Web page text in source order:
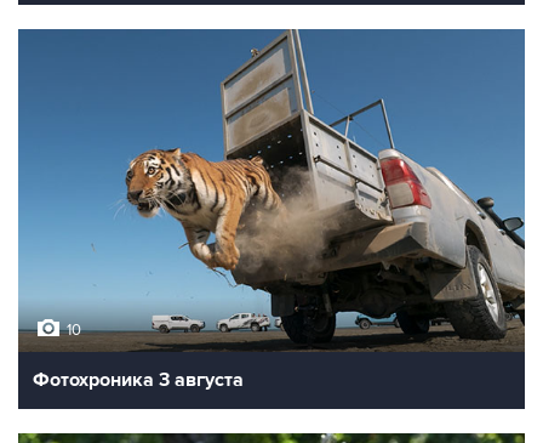
10
Фотохроника 3 августа